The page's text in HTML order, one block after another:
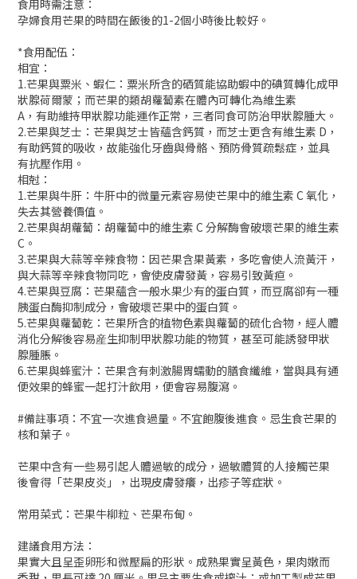
食用時需注意：
孕婦食用芒果的時間在飯後的1-2個小時後比較好。
*食用配伍：
相宜：
1.芒果與粟米、蝦仁：粟米所含的硒質能協助蝦中的碘質轉化成甲
狀腺荷爾蒙；而芒果的類胡蘿蔔素在體內可轉化為維生素
A，有助維持甲狀腺功能運作正常，三者同食可防治甲狀腺腫大。
2.芒果與芝士：芒果與芝士皆蘊含鈣質，而芝士更含有維生素 D，
有助鈣質的吸收，故能強化牙齒與骨骼、預防骨質疏鬆症，並具
有抗壓作用。
相尅：
1.芒果與牛肝：牛肝中的微量元素容易使芒果中的維生素 C 氧化，
失去其營養價值。
2.芒果與胡蘿蔔：胡蘿蔔中的維生素 C 分解酶會破壞芒果的維生素
C。
3.芒果與大蒜等辛辣食物：因芒果含果黃素，多吃會使人流黃汗，
與大蒜等辛辣食物同吃，會使皮膚發黃，容易引致黃疸。
4.芒果與豆腐：芒果蘊含一般水果少有的蛋白質，而豆腐卻有一種
胰蛋白酶抑制成分，會破壞芒果中的蛋白質。
5.芒果與蘿蔔乾：芒果所含的植物色素與蘿蔔的硫化合物，經人體
消化分解後容易産生抑制甲狀腺功能的物質，甚至可能誘發甲狀
腺腫脹。
6.芒果與蜂蜜汁：芒果含有刺激腸胃蠕動的膳食纖維，當與具有通
便效果的蜂蜜一起打汁飲用，便會容易腹瀉。
#備註事項：不宜一次進食過量。不宜飽腹後進食。忌生食芒果的
核和葉子。
芒果中含有一些易引起人體過敏的成分，過敏體質的人接觸芒果
後會得「芒果皮炎」，出現皮膚發癢，出疹子等症狀。
常用菜式：芒果牛柳粒、芒果布甸。
建議食用方法：
果實大且呈歪卵形和微壓扁的形狀。成熟果實呈黃色，果肉嫩而